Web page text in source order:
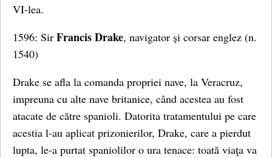
VI-lea.
1596: Sir Francis Drake, navigator și corsar englez (n.
1540)
Drake se afla la comanda propriei nave, la Veracruz,
impreuna cu alte nave britanice, când acestea au fost
atacate de către spanioli. Datorita tratamentului pe care
acestia l-au aplicat prizonierilor, Drake, care a pierdut
lupta, le-a purtat spaniolilor o ura tenace: toată viaţa va